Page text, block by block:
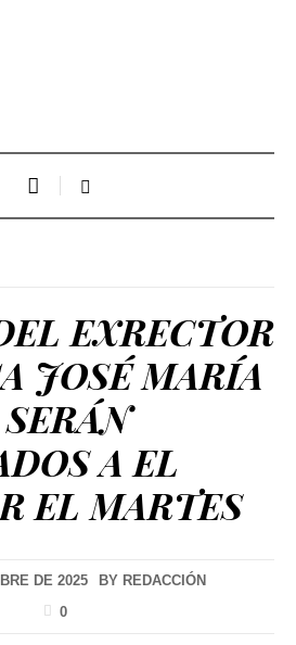
EXRECTOR
JOSÉ MARÍA
A EL
EL MARTES
DE 2025 BY REDACCIÓN
0